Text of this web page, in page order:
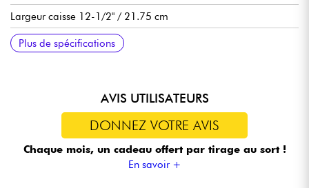
Largeur caisse 12-1/2" / 21.75 cm
Profondeur caisse 3-3/8" / 8.59 cm
Manche Sapele
Touche Ebène, 19 frettes
Diapason 22-3/4"
Largeur manche 1er frette 1-11/16" / 4.29 cm
Pré-ampli Taylor Expression System Baby
Sillets NuBone
Mécaniques Taylor bain d'huile
Finition satin
Livrée en housse Taylor
Tirants de cordes recommandé Light
Plus de spécifications
AVIS UTILISATEURS
DONNEZ VOTRE AVIS
Chaque mois, un cadeau offert par tirage au sort !
En savoir +